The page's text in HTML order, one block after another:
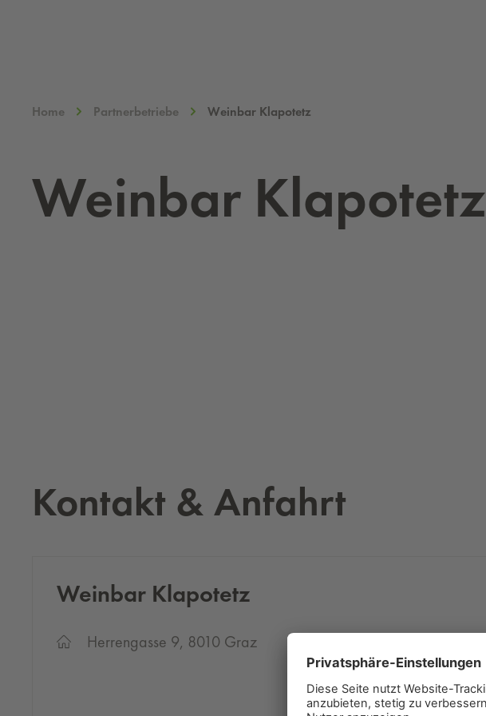
Home Partnerbetriebe Weinbar Klapotetz
Wein­bar Kla­po­tetz
Kontakt & Anfahrt
Wein­bar Kla­po­tetz
Herrengasse 9, 8010 Graz